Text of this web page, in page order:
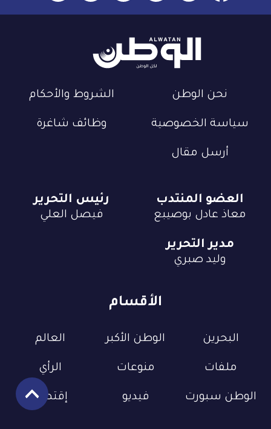
نحن الوطن الشروط والأحكام
سياسة الخصوصية وظائف شاغرة
أرسل مقال
الأقسام
البحرين الوطن الأكبر العالم
ملفات منوعات الرأي
الوطن سبورت فيديو إقتصاد
العضو المنتدب
معاذ عادل بوصيبع
رئيس التحرير
فيصل العلي
مدير التحرير
وليد صبري